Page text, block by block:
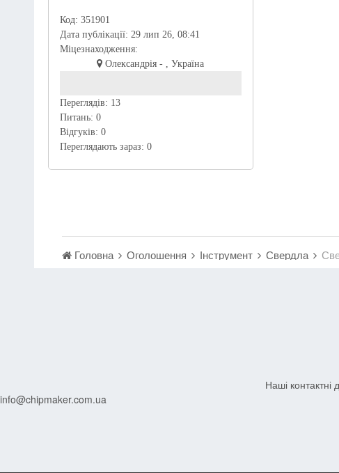
Код: 351901
Дата публікації: 29 лип 26, 08:41
Міцезнаходження:
Олександрія - , Україна
Переглядів: 13
Питань: 0
Відгуків: 0
Переглядають зараз: 0
Головна Оголошення Інструмент Свердла
Наші
info@chipmaker.com.ua